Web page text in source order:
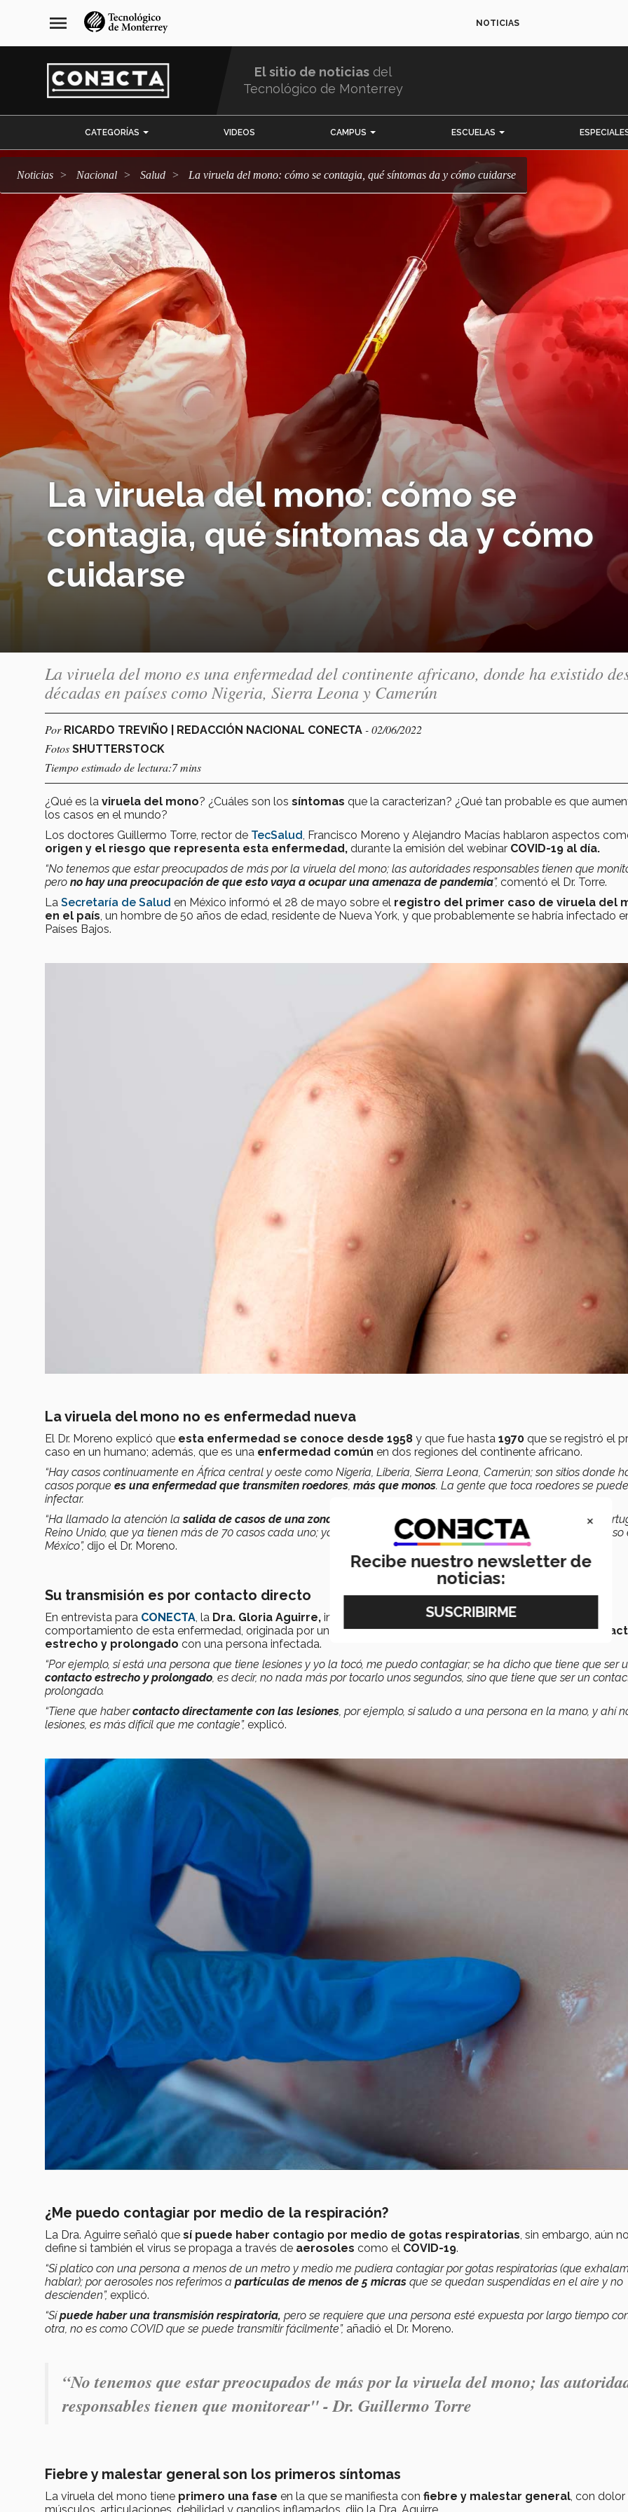
navegación
principal
menu NOTICIAS
El sitio de noticias del
Tecnológico de Monterrey
CATEGORÍAS VIDEOS CAMPUS ESCUELAS
Noticias Nacional salud La viruela del mono: cómo se contagia, qué síntomas da y cómo cuidarse
La viruela del mono: cómo se
contagia, qué síntomas da y cómo
cuidarse
La viruela del mono es una enfermedad del continente africano, donde ha existido
décadas en países como Nigeria, Sierra Leona y Camerún
Por RICARDO TREVIÑO | REDACCIÓN NACIONAL CONECTA - 02/06/2022
Fotos SHUTTERSTOCK
Tiempo estimado de lectura:7 mins
¿Qué es la viruela del mono? ¿Cuáles son los síntomas que la caracterizan? ¿Qué tan probable es que
los casos en el mundo?
Los doctores Guillermo Torre, rector de TecSalud , Francisco Moreno y Alejandro Macías hablaron aspectos
origen y el riesgo que representa esta enfermedad, durante la emisión del webinar COVID-19 al día.
“No tenemos que estar preocupados de más por la viruela del mono; las autoridades responsables tienen que
pero no hay una preocupación de que esto vaya a ocupar una amenaza de pandemia”, comentó el Dr. Torre.
La Secretaría de Salud en México informó el 28 de mayo sobre el registro del primer caso de viruela del
en el país , un hombre de 50 años de edad, residente de Nueva York, y que probablemente se habría infectado
Países Bajos.
La viruela del mono no es enfermedad nueva
El Dr. Moreno explicó que esta enfermedad se conoce desde 1958 y que fue hasta 1970 que se registró el
caso en un humano; además, que es una enfermedad común en dos regiones del continente africano.
“Hay casos continuamente en África central y oeste como Nigeria, Liberia, Sierra Leona, Camerún; son sitios donde
casos porque es una enfermedad que transmiten roedores, más que monos. La gente que toca roedores se puede
infectar.
“Ha llamado la atención la salida de casos de una zona endémica
hacia una zona en Europa como España,
Reino Unido, que ya tienen más de 70 casos cada uno; ya llegó a Canadá, Estados Unidos, Argentina y hay un caso
México”, dijo el Dr. Moreno.
Su transmisión es por contacto directo
En entrevista para CONECTA, la Dra. Gloria Aguirre, infectóloga de TecSalud, también explicó sobre el
comportamiento de esta enfermedad, originada por un
Orthopoxvirusque se transmite a través de un
estrecho y prolongado con una persona infectada.
“Por ejemplo, si está una persona que tiene lesiones y yo la tocó, me puedo contagiar; se ha dicho que tiene que ser
contacto estrecho y prolongado, es decir, no nada más por tocarlo unos segundos, sino que tiene que ser un
prolongado.
“Tiene que habercontacto directamente con las lesiones, por ejemplo, si saludo a una persona en la mano, y ahí
lesiones, es más difícil que me contagie”, explicó.
¿Me puedo contagiar por medio de la respiración?
La Dra. Aguirre señaló que sí puede haber contagio por medio de gotas respiratorias, sin embargo, aún
define si también el virus se propaga a través de aerosoles como el COVID-19.
“Si platico con una persona a menos de un metro y medio me pudiera contagiar por gotas respiratorias (que
hablar); por aerosoles nos referimos a partículas de menos de 5 micras que se quedan suspendidas en el aire y no
descienden”, explicó.
“Sípuede haber una transmisión respiratoria, pero se requiere que una persona esté expuesta por largo tiempo
otra, no es como COVID que se puede transmitir fácilmente”, añadió el Dr. Moreno.
“No tenemos que estar preocupados de más por la viruela del mono; las
responsables tienen que monitorear" - Dr. Guillermo Torre
Fiebre y malestar general son los primeros síntomas
La viruela del mono tiene primero una fase en la que se manifiesta con fiebre y malestar general, con dolor
×
Recibe nuestro newsletter de
noticias: